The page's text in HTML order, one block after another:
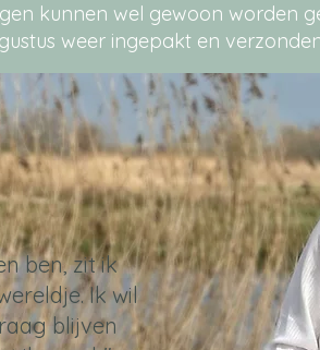
kunnen wel gewoon worden
weer ingepakt en
ben, zit ik
Ik wil
blijven